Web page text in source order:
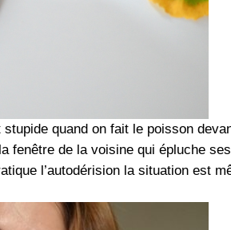
quand on fait le poisson
fenêtre de la voisine qui épluche ses
l’autodérision la situation est